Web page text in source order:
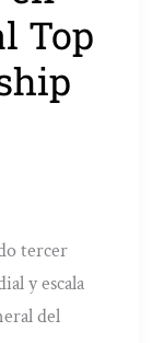
Top
tercer
y escala
del